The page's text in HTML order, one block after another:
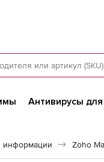
Антивирусы
информации Zoho